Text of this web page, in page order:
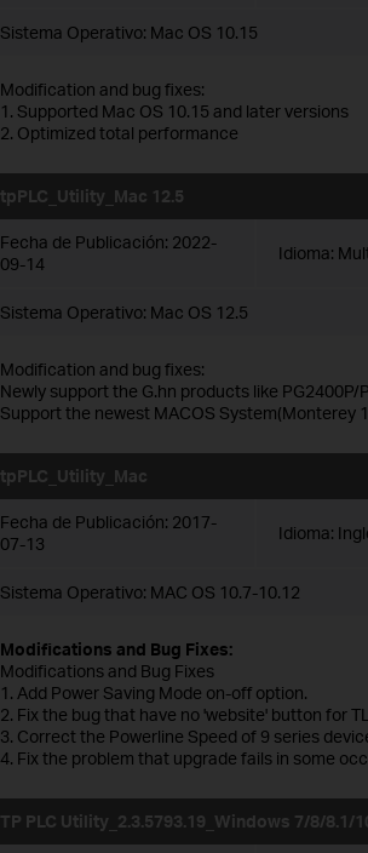
Sistema Operativo: Mac OS 10.15
Modification and bug fixes:
1. Supported Mac OS 10.15 and later versions
2. Optimized total performance
tpPLC_Utility_Mac 12.5
Fecha de Publicación: 2022-
09-14
Idioma:
Sistema Operativo: Mac OS 12.5
Modification and bug fixes:
Newly support the G.hn products like PG2400P/
Support the newest MACOS System(Monterey
tpPLC_Utility_Mac
Fecha de Publicación: 2017-
07-13
Idioma:
Sistema Operativo: MAC OS 10.7-10.12
Modifications and Bug Fixes:
Modifications and Bug Fixes
1. Add Power Saving Mode on-off option.
2. Fix the bug that have no 'website' button for
3. Correct the Powerline Speed of 9 series
4. Fix the problem that upgrade fails in some
TP PLC Utility_2.3.5793.19_Windows 7/8/8.1/